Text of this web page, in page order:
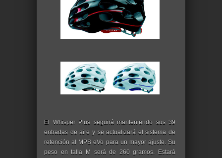
El Whisper Plus seguirá manteniendo sus 39
entradas de aire y se actualizará el sistema de
retención al MPS eVo para un mayor ajuste. Su
peso en talla M será de 260 gramos. Estará